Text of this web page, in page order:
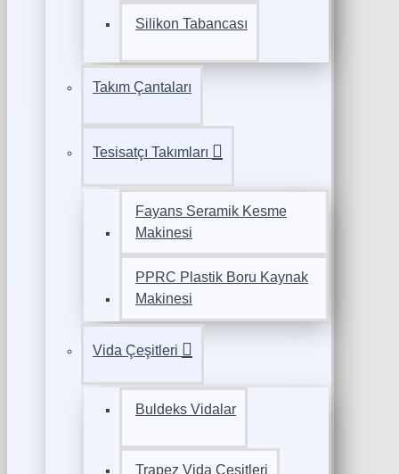
Silikon Tabancası
Takım Çantaları
Tesisatçı Takımları
Fayans Seramik Kesme
Makinesi
PPRC Plastik Boru Kaynak
Makinesi
Vida Çeşitleri
Buldeks Vidalar
Trapez Vida Çeşitleri